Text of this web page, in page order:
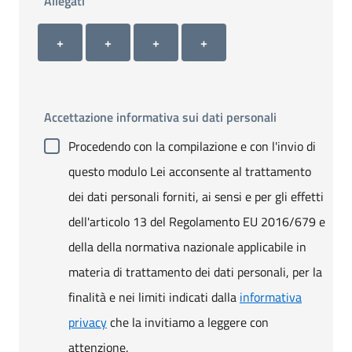
Allegato 1
+
Allegato 2
+
Allegato 3
+
Allegato 4
+
Accettazione informativa sui dati personali
Procedendo con la compilazione e con l'invio di
questo modulo Lei acconsente al trattamento
dei dati personali forniti, ai sensi e per gli effetti
dell'articolo 13 del Regolamento EU 2016/679 e
della della normativa nazionale applicabile in
materia di trattamento dei dati personali, per la
finalità e nei limiti indicati dalla informativa
privacyche la invitiamo a leggere con
attenzione.